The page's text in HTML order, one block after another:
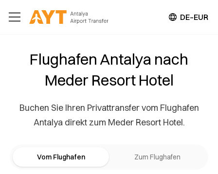
DE–EUR
Flughafen Antalya nach
Meder Resort Hotel
Buchen Sie Ihren Privattransfer vom Flughafen
Antalya direkt zum Meder Resort Hotel.
Vom Flughafen Zum Flughafen